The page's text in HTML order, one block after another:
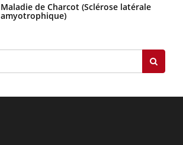
Maladie de Charcot (Sclérose latérale
amyotrophique)